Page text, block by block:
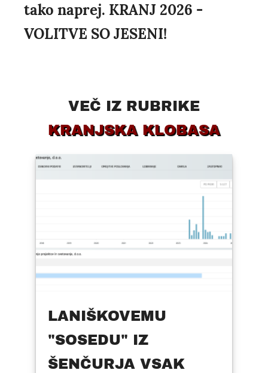
tako naprej. KRANJ 2026 -
VOLITVE SO JESENI!
VEČ IZ RUBRIKE
KRANJSKA KLOBASA
LANIŠKOVEMU
"SOSEDU" IZ
ŠENČURJA VSAK